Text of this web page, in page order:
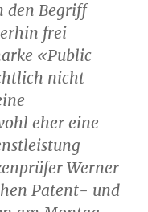
den Begriff
frei
«Public
nicht
ehereine
Werner
Patent- und